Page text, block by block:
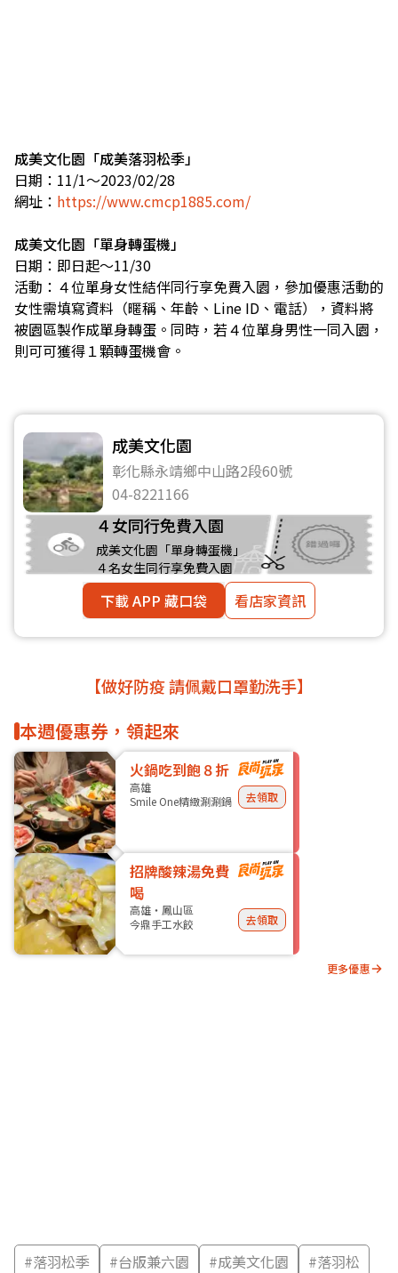
成美文化園「成美落羽松季」
日期：11/1～2023/02/28
網址： https://www.cmcp1885.com/
成美文化園「單身轉蛋機」
日期：即日起～11/30
活動：４位單身女性結伴同行享免費入園，參加優惠活動的
女性需填寫資料（暱稱、年齡、Line ID、電話），資料將
被園區製作成單身轉蛋。同時，若４位單身男性一同入園，
則可可獲得１顆轉蛋機會。
成美文化園
彰化縣永靖鄉中山路2段60號
04-8221166
４女同行免費入園
成美文化園「單身轉蛋機」
４名女生同行享免費入園
下載 APP 藏口袋 看店家資訊
【做好防疫 請佩戴口罩勤洗手】
本週優惠券，領起來
火鍋吃到飽８折
高雄
Smile One精緻涮涮鍋
去領取
招牌酸辣湯免費
喝
高雄・鳳山區
今鼎手工水餃
去領取
更多優惠
#落羽松季 #台版兼六園 #成美文化園 #落羽松